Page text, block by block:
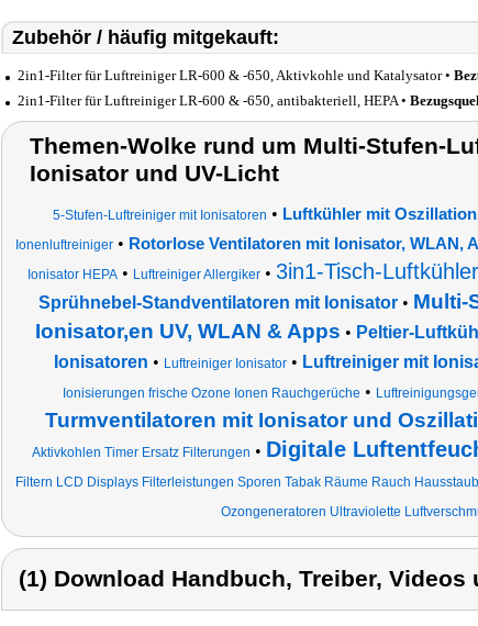
Zubehör / häufig mitgekauft:
2in1-Filter für Luftreiniger LR-600 & -650, Aktivkohle und Katalysator •
2in1-Filter für Luftreiniger LR-600 & -650, antibakteriell, HEPA •
Themen-Wolke rund um Multi-Stufen-
Ionisator und UV-Licht
5-Stufen-Luftreiniger mit Ionisatoren • Luftkühler mit
Ionenluftreiniger• Rotorlose Ventilatoren mit Ionisator, WLAN,
Ionisator HEPA• Luftreiniger Allergiker• 3in1-Tisch-
Sprühnebel-Standventilatoren mit Ionisator • Multi-
Ionisator,en UV, WLAN & Apps • Peltier-
Ionisatoren • Luftreiniger Ionisator• Luftreiniger mit
Ionisierungen frische Ozone Ionen Rauchgerüche •
Turmventilatoren mit Ionisator und
Aktivkohlen Timer Ersatz Filterungen • Digitale
Filtern LCD Displays Filterleistungen Sporen Tabak Räume Rauch
Ozongeneratoren Ultraviolette
(1) Download Handbuch, Treiber, Videos